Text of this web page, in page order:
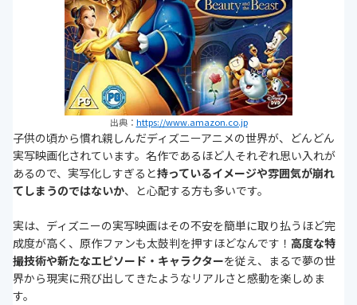
出典： https://www.amazon.co.jp
子供の頃から慣れ親しんだディズニーアニメの世界が、どんどん
実写映画化されています。名作であるほど人それぞれ思い入れが
あるので、実写化しすぎると持っているイメージや雰囲気が崩れ
てしまうのではないか、と心配する方も多いです。
実は、ディズニーの実写映画はその不安を簡単に取り払うほど完
成度が高く、原作ファンも太鼓判を押すほどなんです！ 高度な特
撮技術や新たなエピソード・キャラクターを従え、まるで夢の世
界から現実に飛び出してきたようなリアルさと感動を楽しめま
す。